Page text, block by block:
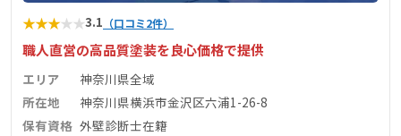
★★★★★3.1 （口コミ2件）
職人直営の高品質塗装を良心価格で提供
エリア
神奈川県全域
所在地
神奈川県横浜市金沢区六浦1-26-8
保有資格 外壁診断士在籍